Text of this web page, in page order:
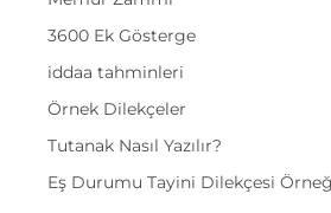
3600 Ek Gösterge
iddaa tahminleri
Örnek Dilekçeler
Tutanak Nasıl Yazılır?
Eş Durumu Tayini Dilekçesi